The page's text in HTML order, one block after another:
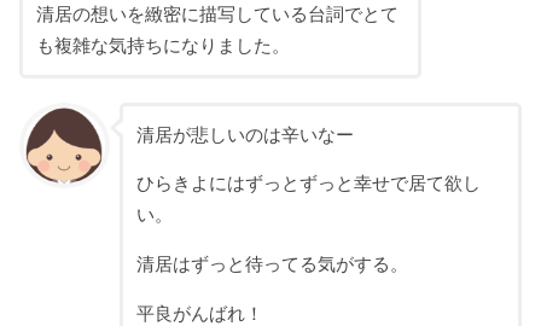
清居の想いを緻密に描写している台詞でとて
も複雑な気持ちになりました。
清居が悲しいのは辛いなー
ひらきよにはずっとずっと幸せで居て欲し
い。
清居はずっと待ってる気がする。
平良がんばれ！